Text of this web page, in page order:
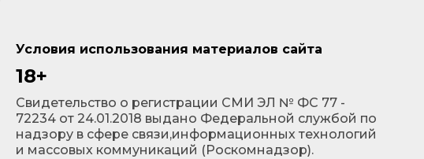
Условия использования материалов сайта
18+
Cвидетельство о регистрации СМИ ЭЛ № ФС 77 -
72234 от 24.01.2018 выдано Федеральной службой по
надзору в сфере связи,информационных технологий
и массовых коммуникаций (Роскомнадзор).